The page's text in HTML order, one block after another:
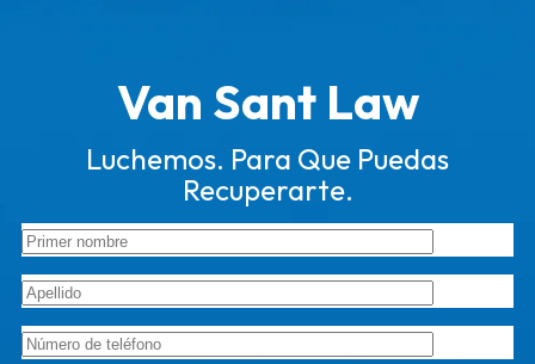
Van Sant Law
Luchemos. Para Que Puedas
Recuperarte.